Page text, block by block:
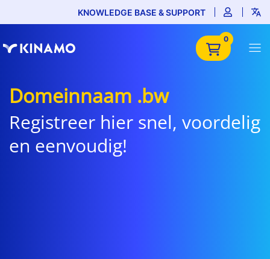
KNOWLEDGE BASE & SUPPORT
0
Domeinnaam .bw
Registreer hier snel, voordelig
en eenvoudig!